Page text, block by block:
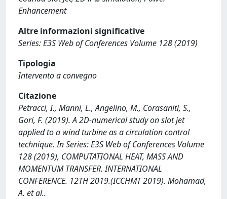
Enhancement
Altre informazioni significative
Series: E3S Web of Conferences Volume 128 (2019)
Tipologia
Intervento a convegno
Citazione
Petracci, I., Manni, L., Angelino, M., Corasaniti, S.,
Gori, F. (2019). A 2D-numerical study on slot jet
applied to a wind turbine as a circulation control
technique. In Series: E3S Web of Conferences Volume
128 (2019), COMPUTATIONAL HEAT, MASS AND
MOMENTUM TRANSFER. INTERNATIONAL
CONFERENCE. 12TH 2019.(ICCHMT 2019). Mohamad,
A. et al..